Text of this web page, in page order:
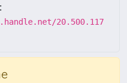
20.500.117